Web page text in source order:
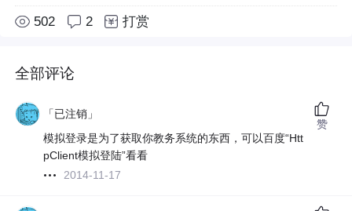
502 2 打赏
全部评论
「已注销」
模拟登录是为了获取你教务系统的东西，可以百度“Htt
pClient模拟登陆”看看
2014-11-17
赞